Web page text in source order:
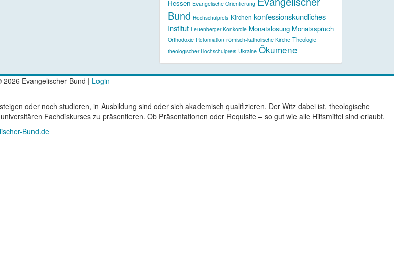
Hessen Evangelische Orientierung
Bund Hochschulpreis Kirchen konfessionskundliches
Institut Leuenberger Konkordie Monatslosung Monatsspruch
Orthodoxie Reformation römisch-katholische Kirche Theologie
theologischer Hochschulpreis Ukraine Ökumene
2026 Evangelischer Bund | Login
oder noch studieren, in Ausbildung sind oder sich akademisch qualifizieren. Der Witz dabei ist, theologische
Fachdiskurses zu präsentieren. Ob Präsentationen oder Requisite – so gut wie alle Hilfsmittel sind erlaubt.
Bund.de